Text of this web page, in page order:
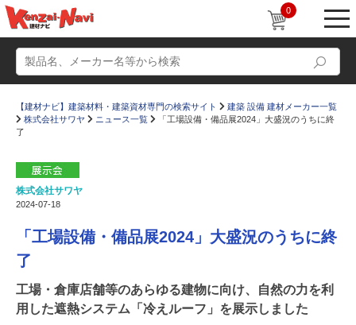
0
動画
かたなび コラム
すまいリング
Q＆A 販売・施工代理店募集
お気に入り
【建材ナビ】建築材料・建築資材専門の検索サイト
建築 設備 建材メーカー一覧
株式会社サワヤ
ニュース一覧
「工場設備・備品展2024」大盛況のうちに終
了
株式会社サワヤ
2024-07-18
「工場設備・備品展2024」大盛況のうちに終
了
工場・倉庫店舗等のあらゆる建物に向け、自然の力を利
用した遮熱システム「冷えルーフ」を展示しました